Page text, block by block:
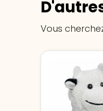
Vous